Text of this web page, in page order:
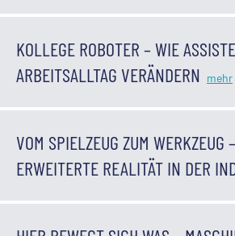
KOLLEGE ROBOTER – WIE
ARBEITSALLTAG VERÄNDERN
VOM SPIELZEUG ZUM WERKZEUG
ERWEITERTE REALITÄT IN DER